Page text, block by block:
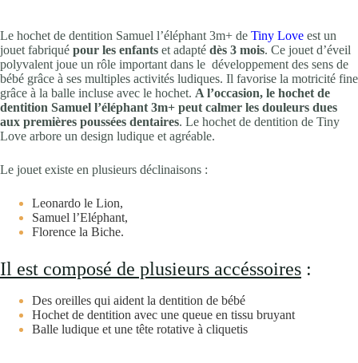
Le hochet de dentition Samuel l’éléphant 3m+ de Tiny Love est un
jouet fabriqué pour les enfants et adapté dès 3 mois. Ce jouet d’éveil
polyvalent joue un rôle important dans le développement des sens de
bébé grâce à ses multiples activités ludiques. Il favorise la motricité fine
grâce à la balle incluse avec le hochet. A l’occasion, le hochet de
dentition Samuel l’éléphant 3m+ peut calmer les douleurs dues
aux premières poussées dentaires. Le hochet de dentition de Tiny
Love arbore un design ludique et agréable.
Le jouet existe en plusieurs déclinaisons :
Leonardo le Lion,
Samuel l’Eléphant,
Florence la Biche.
Il est composé de plusieurs accéssoires :
Des oreilles qui aident la dentition de bébé
Hochet de dentition avec une queue en tissu bruyant
Balle ludique et une tête rotative à cliquetis